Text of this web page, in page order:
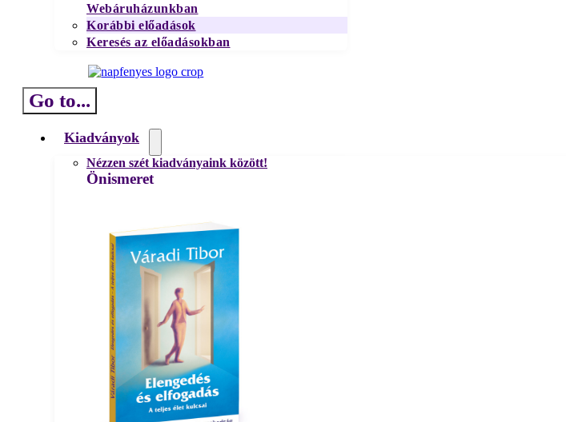
Webáruházunkban
Korábbi előadások
Keresés az előadásokban
Go to...
Kiadványok
Nézzen szét kiadványaink között!
Önismeret